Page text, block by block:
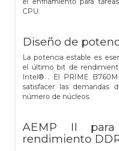
CPU.
Diseño de
La potencia estable es
el último bit de
Intel® . El PRIME
satisfacer las demandas
número de núcleos.
AEMP II
rendimiento